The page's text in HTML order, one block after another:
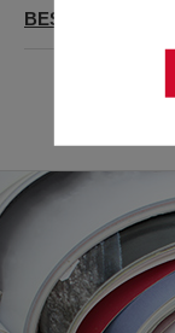
BESCHREIBUNG